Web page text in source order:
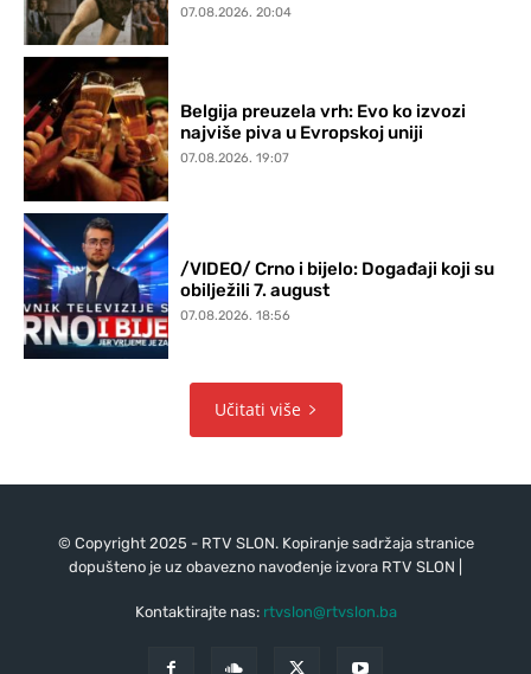
07.08.2026. 20:04
Belgija preuzela vrh: Evo ko izvozi
najviše piva u Evropskoj uniji
07.08.2026. 19:07
/VIDEO/ Crno i bijelo: Događaji koji su
obilježili 7. august
07.08.2026. 18:56
Učitati više
© Copyright 2025 - RTV SLON. Kopiranje sadržaja stranice
dopušteno je uz obavezno navođenje izvora RTV SLON |
Kontaktirajte nas: rtvslon@rtvslon.ba